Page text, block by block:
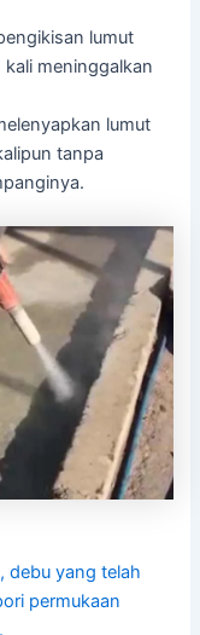
lumut
meninggalkan
lumut
tanpa
debu yang telah
permukaan